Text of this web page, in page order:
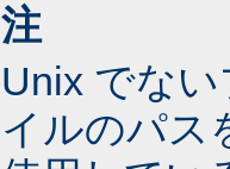
注
Unix でな
イルのパス